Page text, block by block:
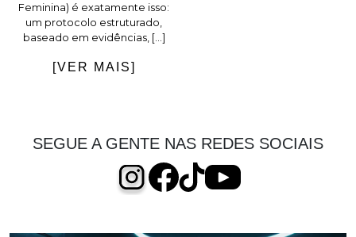
Feminina) é exatamente isso:
um protocolo estruturado,
baseado em evidências, […]
[VER MAIS]
SEGUE A GENTE NAS REDES SOCIAIS